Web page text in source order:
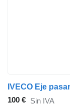
100 € Sin IVA